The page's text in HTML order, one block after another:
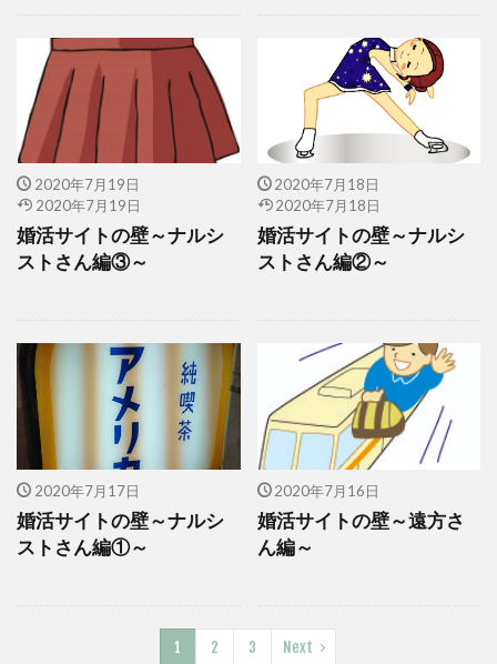
2020年7月19日
2020年7月19日
婚活サイトの壁～ナルシ
ストさん編③～
2020年7月18日
2020年7月18日
婚活サイトの壁～ナルシ
ストさん編②～
2020年7月17日
婚活サイトの壁～ナルシ
ストさん編①～
2020年7月16日
婚活サイトの壁～遠方さ
ん編～
1 2 3 Next